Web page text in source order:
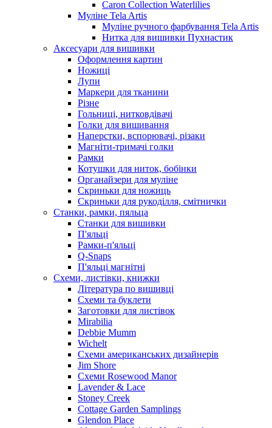
Caron Collection Waterlilies
Муліне Tela Artis
Муліне ручного фарбування Tela Artis
Нитка для вишивки Пухнастик
Аксесуари для вишивки
Оформлення картин
Ножиці
Лупи
Маркери для тканини
Різне
Гольниці, нитковдівачі
Голки для вишивання
Наперстки, вспорювачі, різаки
Магніти-тримачі голки
Рамки
Котушки для ниток, бобінки
Органайзери для муліне
Скриньки для ножиць
Скриньки для рукоділля, смітнички
Станки, рамки, пяльца
Станки для вишивки
П'яльці
Рамки-п'яльці
Q-Snaps
П'яльці магнітні
Схеми, листівки, книжки
Література по вишивці
Схеми та буклети
Заготовки для листівок
Mirabilia
Debbie Mumm
Wichelt
Схеми американських дизайнерів
Jim Shore
Cхеми Rosewood Manor
Lavender & Lace
Stoney Creek
Cottage Garden Samplings
Glendon Place